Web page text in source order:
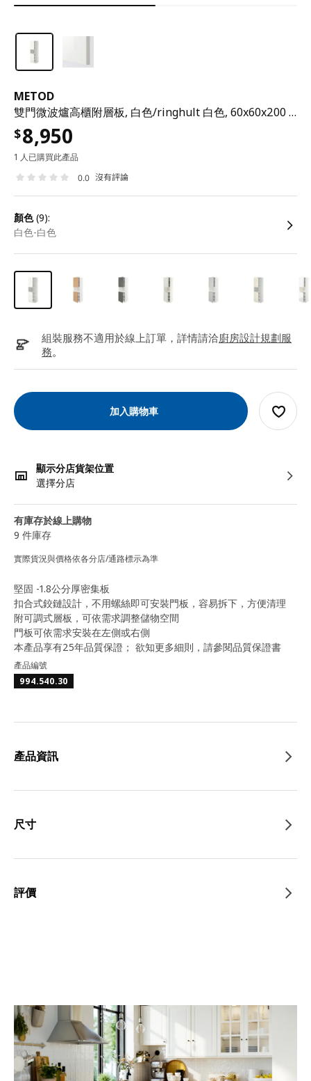
METOD
雙門微波爐高櫃附層板, 白色/ringhult 白色, 60x60x200 公分
$8,950
1 人已購買此產品
0.0 沒有評論
顏色(9):
白色-白色
組裝服務不適用於線上訂單，詳情請洽廚房設計規劃服
務。
加入購物車
顯示分店貨架位置
選擇分店
有庫存於線上購物
9 件庫存
實際貨況與價格依各分店/通路標示為準
堅固 -1.8公分厚密集板
扣合式鉸鏈設計，不用螺絲即可安裝門板，容易拆下，方便清理
附可調式層板，可依需求調整儲物空間
門板可依需求安裝在左側或右側
本產品享有25年品質保證； 欲知更多細則，請參閱品質保證書
產品編號
994.540.30
產品資訊
尺寸
評價